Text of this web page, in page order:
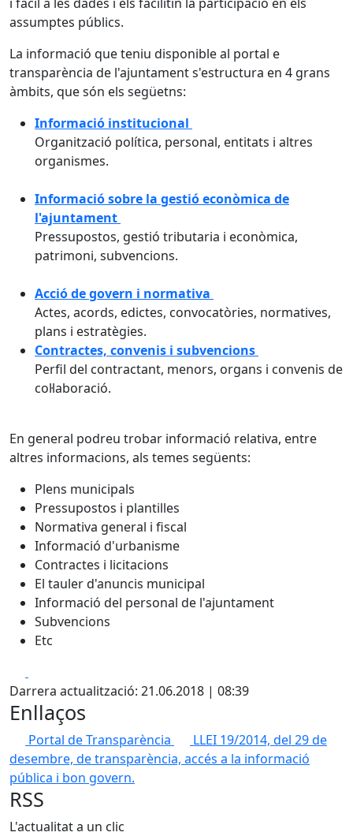
assumptes públics.
La informació que teniu disponible al portal e
transparència de l'ajuntament s'estructura en 4 grans
àmbits, que són els següetns:
Informació institucional
Organització política, personal, entitats i altres
organismes.
Informació sobre la gestió econòmica de
l'ajuntament
Pressupostos, gestió tributaria i econòmica,
patrimoni, subvencions.
Acció de govern i normativa
Actes, acords, edictes, convocatòries, normatives,
plans i estratègies.
Contractes, convenis i subvencions
Perfil del contractant, menors, organs i convenis de
col·laboració.
En general podreu trobar informació relativa, entre
altres informacions, als temes següents:
Plens municipals
Pressupostos i plantilles
Normativa general i fiscal
Informació d'urbanisme
Contractes i licitacions
El tauler d'anuncis municipal
Informació del personal de l'ajuntament
Subvencions
Etc
Darrera actualització: 21.06.2018 | 08:39
Enllaços
Portal de Transparència
LLEI 19/2014, del 29 de
desembre, de transparència, accés a la informació
pública i bon govern.
RSS
L'actualitat a un clic